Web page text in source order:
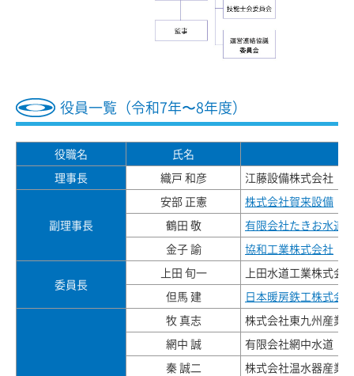
役員一覧（令和7年〜8年度）
役職名 氏名
理事長
織戸 和彦 江藤設備株式会社
副理事長
安部 正憲
株式会社賀来設備
鶴田 敬
有限会社たきお水道
金子 諭
協和工業株式会社
委員長
上田 旬一
上田水道工業株式会
但馬 建
日本暖房鉄工株式会
牧 真志
株式会社東九州産業
網中 誠
有限会社網中水道
秦 誠二
株式会社温水器産業